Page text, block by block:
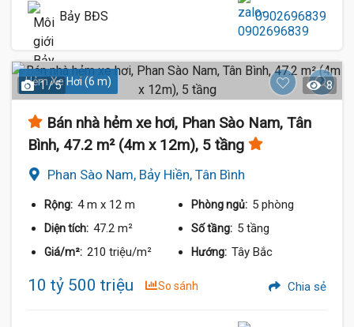
Bảy BĐS 0902696839
Hẻm Xe Hơi (6 m)
1 / 5 8
Bán nhà hẻm xe hơi, Phan Sào Nam, Tân
Bình, 47.2 m² (4m x 12m), 5 tầng
Phan Sào Nam, Bảy Hiền, Tân Bình
Rộng: 4 m x 12 m Phòng ngủ: 5 phòng
Diện tích: 47.2 m² Số tầng: 5 tầng
Giá/m²: 210 triệu/m² Hướng: Tây Bắc
10 tỷ 500 triệu So sánh Chia sẻ